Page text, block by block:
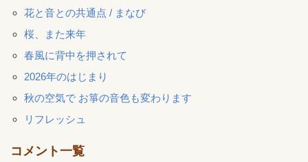
花と音との共通点 / まなび
桜、また来年
春風に背中を押されて
2026年のはじまり
秋の空気で お箏の音色も変わります
リフレッシュ
コメント一覧